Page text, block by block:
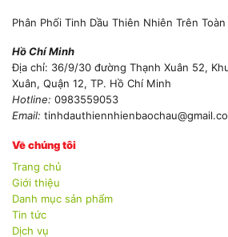
Phân Phối Tinh Dầu Thiên Nhiên Trên
Hồ Chí Minh
Địa chỉ: 36/9/30 đường Thạnh Xuân 52,
Xuân, Quận 12, TP. Hồ Chí Minh
Hotline: 0983559053
Email:
Về chúng tôi
Trang chủ
Giới thiệu
Danh mục sản phẩm
Tin tức
Dịch vụ